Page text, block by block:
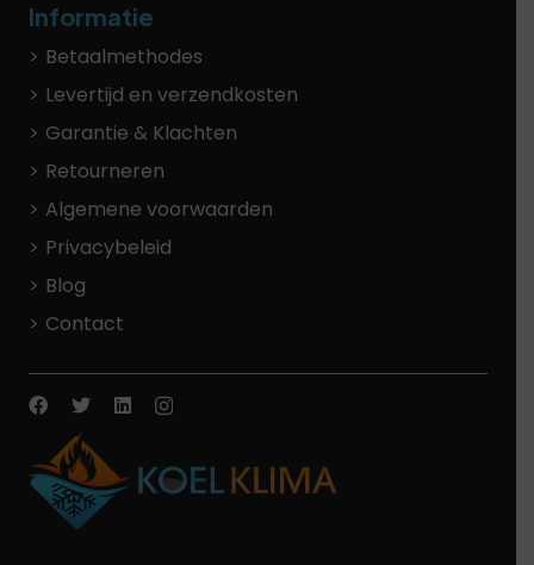
Informatie
Betaalmethodes
Levertijd en verzendkosten
Garantie & Klachten
Retourneren
Algemene voorwaarden
Privacybeleid
Blog
Contact